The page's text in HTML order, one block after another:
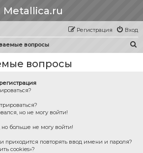
Metallica.ru
Вход
Регистрация
вопросы
вопросы
но не могу войти!
но больше не могу войти!
приходится повторять ввод имени и пароля?
cookies»?